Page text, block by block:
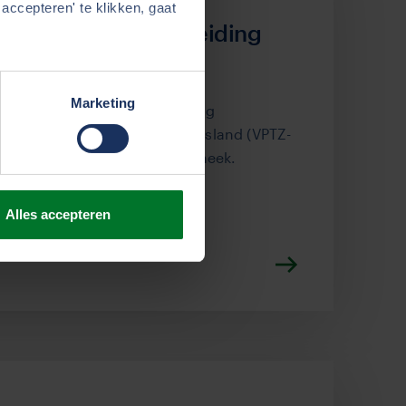
te klikken, gaat
Marketing
Alles accepteren
ondersteunt uitbreiding
in Sneek
€ 5.000 aan de Stichting
Zorg Zuidwest-Friesland (VPTZ-
van Hospice De Kime in Sneek.